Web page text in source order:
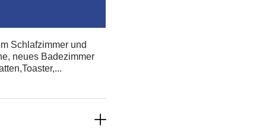
Schlafzimmer und
neues Badezimmer